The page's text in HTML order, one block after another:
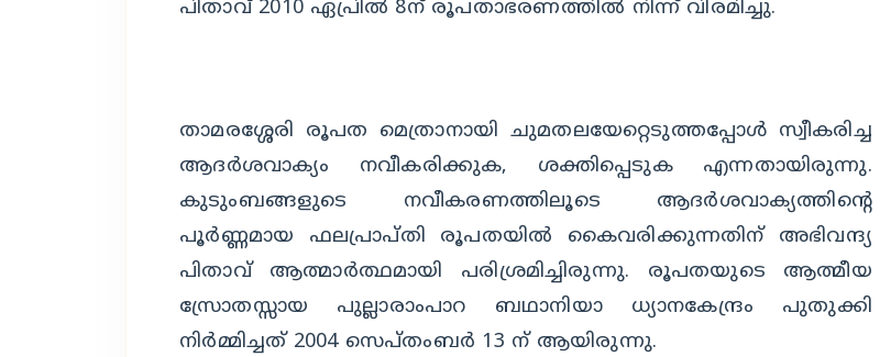
പിതാവ് 2010 ഏപ്രില്‍ 8ന് രൂപതാഭരണത്തില്‍ നിന്ന് വിരമിച്ചു.
താമരശ്ശേരി രൂപത മെത്രാനായി ചുമതലയേറ്റെടുത്തപ്പോള്‍ സ്വീകരിച്ച
ആദര്‍ശവാക്യം നവീകരിക്കുക, ശക്തിപ്പെടുക എന്നതായിരുന്നു.
കുടുംബങ്ങളുടെ നവീകരണത്തിലൂടെ ആദര്‍ശവാക്യത്തിന്റെ
പൂര്‍ണ്ണമായ ഫലപ്രാപ്തി രൂപതയില്‍ കൈവരിക്കുന്നതിന് അഭിവന്ദ്യ
പിതാവ് ആത്മാര്‍ത്ഥമായി പരിശ്രമിച്ചിരുന്നു. രൂപതയുടെ ആത്മീയ
സ്രോതസ്സായ പുല്ലാരാംപാറ ബഥാനിയാ ധ്യാനകേന്ദ്രം പുതുക്കി
നിര്‍മ്മിച്ചത് 2004 സെപ്തംബര്‍ 13 ന് ആയിരുന്നു.